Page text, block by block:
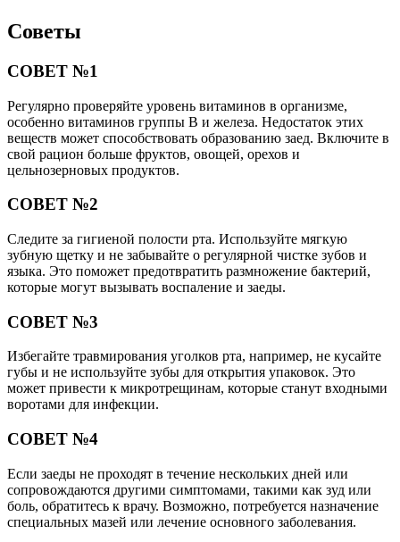
Советы
СОВЕТ №1
Регулярно проверяйте уровень витаминов в организме,
особенно витаминов группы B и железа. Недостаток этих
веществ может способствовать образованию заед. Включите в
свой рацион больше фруктов, овощей, орехов и
цельнозерновых продуктов.
СОВЕТ №2
Следите за гигиеной полости рта. Используйте мягкую
зубную щетку и не забывайте о регулярной чистке зубов и
языка. Это поможет предотвратить размножение бактерий,
которые могут вызывать воспаление и заеды.
СОВЕТ №3
Избегайте травмирования уголков рта, например, не кусайте
губы и не используйте зубы для открытия упаковок. Это
может привести к микротрещинам, которые станут входными
воротами для инфекции.
СОВЕТ №4
Если заеды не проходят в течение нескольких дней или
сопровождаются другими симптомами, такими как зуд или
боль, обратитесь к врачу. Возможно, потребуется назначение
специальных мазей или лечение основного заболевания.